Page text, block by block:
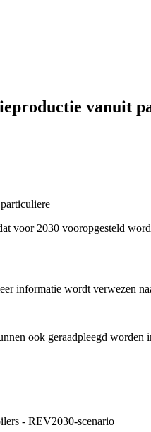
vanuit
voor 2030 vooropgesteld
informatie wordt verwezen
ook geraadpleegd worden
- REV2030-scenario